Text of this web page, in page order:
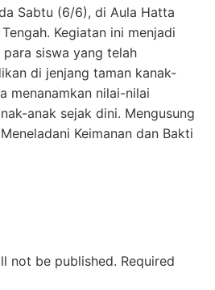
Sabtu (6/6), di Aula Hatta
Kegiatan ini menjadi
siswa yang telah
di jenjang taman kanak-
menanamkan nilai-nilai
anak sejak dini. Mengusung
Keimanan dan Bakti
not be published. Required